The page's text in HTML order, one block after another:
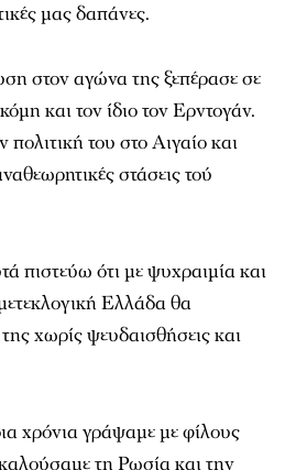
μας δαπάνες.
στον αγώνα της ξεπέρασε σε
και τον ίδιο τον Ερντογάν.
του στο Αιγαίο και
στάσεις τού
πιστεύω ότι με ψυχραιμία και
Ελλάδα θα
χωρίς ψευδαισθήσεις και
χρόνια γράψαμε με φίλους
τη Ρωσία και την